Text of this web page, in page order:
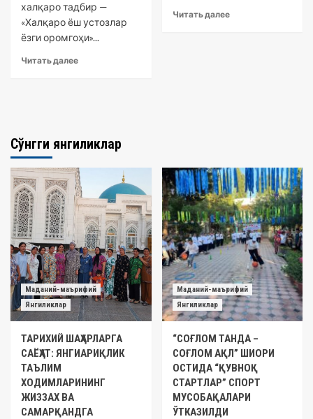
халқаро тадбир —
«Халқаро ёш устозлар
ёзги оромгоҳи»...
Читать далее
Читать далее
Сўнгги янгиликлар
Маданий-маърифий
Янгиликлар
ТАРИХИЙ ШАҲАРЛАРГА
САЁҲАТ: ЯНГИАРИҚЛИК
ТАЪЛИМ
ХОДИМЛАРИНИНГ
ЖИЗЗАХ ВА
САМАРҚАНДГА
Маданий-маърифий
Янгиликлар
“СОҒЛОМ ТАНДА –
СОҒЛОМ АҚЛ” ШИОРИ
ОСТИДА “ҚУВНОҚ
СТАРТЛАР” СПОРТ
МУСОБАҚАЛАРИ
ЎТКАЗИЛДИ